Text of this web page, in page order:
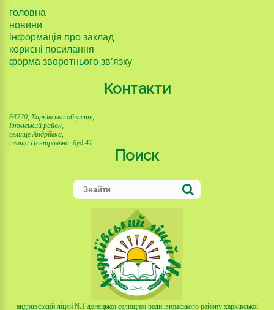
андріївський ліцей №1 донецької селищної ради ізюмського району харківської
головна
новини
інформація про заклад
корисні посилання
форма зворотнього зв’язку
Контакти
64220, Харківська область,
Ізюмський район,
селище Андріївка,
площа Центральна, буд.41
Поиск